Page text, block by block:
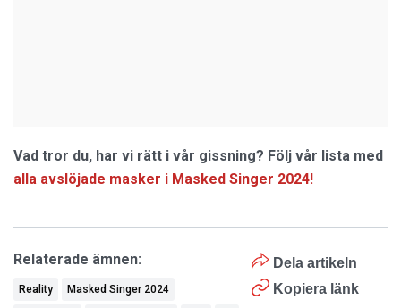
Vad tror du, har vi rätt i vår gissning? Följ vår lista med
alla avslöjade masker i Masked Singer 2024!
Dela artikeln
Kopiera länk
Relaterade ämnen:
Reality Masked Singer 2024